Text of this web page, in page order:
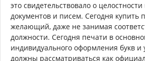
это свидетельствовало о
документов и писем. Сегодня купить
желающий, даже не занимая
должности. Сегодня печати в
индивидуального оформления букв и
должны рассматриваться как